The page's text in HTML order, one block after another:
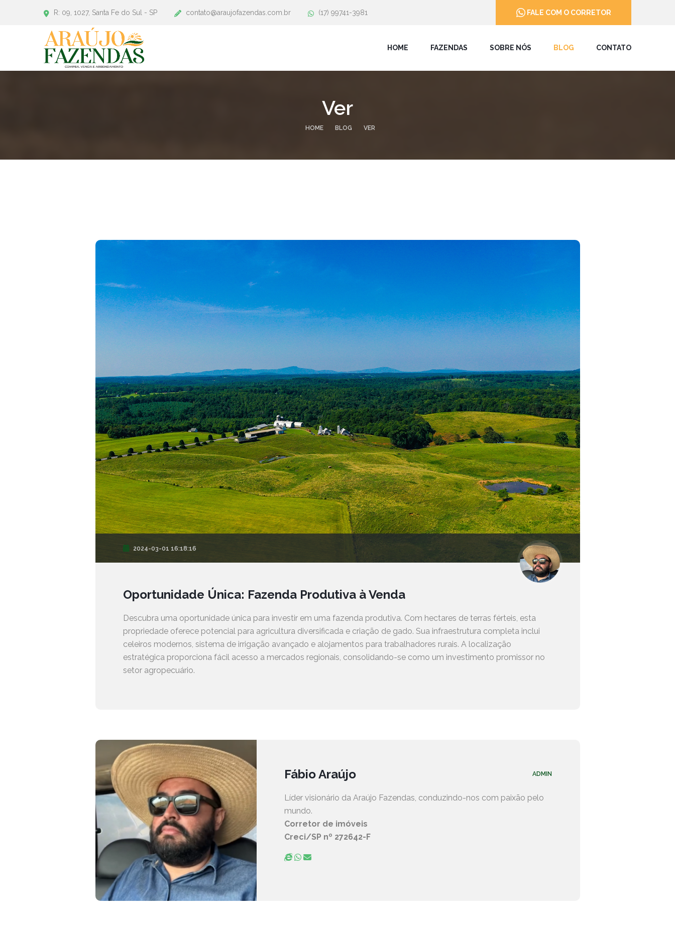
R: 09, 1027, Santa Fe do Sul - SP contato@araujofazendas.com.br (17) 99741-3981 FALE COM O CORRETOR
HOME FAZENDAS SOBRE NÓS BLOG CONTATO
Ver
HOME BLOG VER
2024-03-01 16:18:16
Oportunidade Única: Fazenda Produtiva à Venda
Descubra uma oportunidade única para investir em uma fazenda produtiva. Com hectares de terras férteis, esta
propriedade oferece potencial para agricultura diversificada e criação de gado. Sua infraestrutura completa inclui
celeiros modernos, sistema de irrigação avançado e alojamentos para trabalhadores rurais. A localização
estratégica proporciona fácil acesso a mercados regionais, consolidando-se como um investimento promissor no
setor agropecuário.
Fábio Araújo ADMIN
Líder visionário da Araújo Fazendas, conduzindo-nos com paixão pelo
mundo.
Corretor de imóveis
Creci/SP nº 272642-F